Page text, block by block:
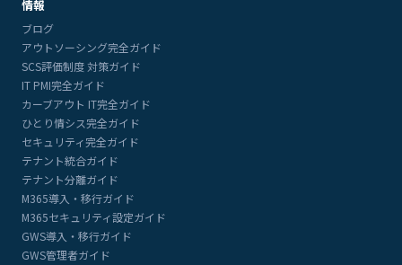
情報
ブログ
アウトソーシング完全ガイド
SCS評価制度 対策ガイド
IT PMI完全ガイド
カーブアウト IT完全ガイド
ひとり情シス完全ガイド
セキュリティ完全ガイド
テナント統合ガイド
テナント分離ガイド
M365導入・移行ガイド
M365セキュリティ設定ガイド
GWS導入・移行ガイド
GWS管理者ガイド